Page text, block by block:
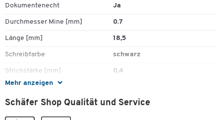
Mehr anzeigen
Dokumentenecht Ja
Durchmesser Mine [mm] 0.7
Länge [mm] 18,5
Schreibfarbe schwarz
Strichstärke [mm] 0,4
Stück pro Paket
Schäfer Shop Qualität und Service